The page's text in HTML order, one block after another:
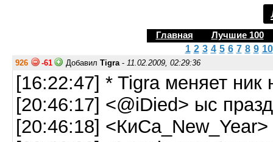
Главная Лучшие 100
1 2 3 4 5 6 7 8 9 10
926 -61 Добавил Tigra- 11.02.2009, 02:29:36
[16:22:47] * Tigra меняет ник
[20:46:17] <@iDied> ыс
[20:46:18]